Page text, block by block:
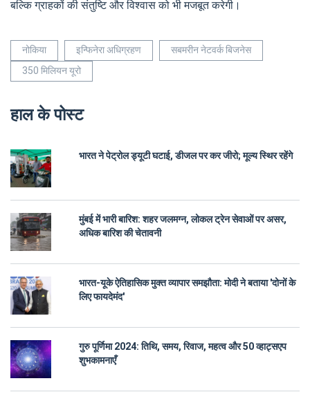
बल्कि ग्राहकों की संतुष्टि और विश्वास को भी मजबूत करेगी।
नोकिया इन्फिनेरा अधिग्रहण
सबमरीन नेटवर्क बिजनेस
350 मिलियन यूरो
हाल के पोस्ट
भारत ने पेट्रोल ड्यूटी घटाई, डीजल पर कर जीरो; मूल्य स्थिर रहेंगे
मुंबई में भारी बारिश: शहर जलमग्न, लोकल ट्रेन सेवाओं पर असर,
अधिक बारिश की चेतावनी
भारत-यूके ऐतिहासिक मुक्त व्यापार समझौता: मोदी ने बताया 'दोनों के
लिए फायदेमंद'
गुरु पूर्णिमा 2024: तिथि, समय, रिवाज, महत्व और 50 व्हाट्सएप
शुभकामनाएँ